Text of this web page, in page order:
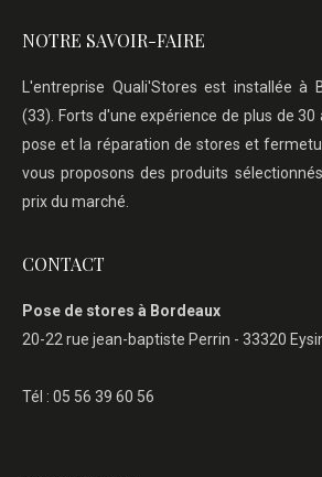
NOTRE SAVOIR-FAIRE
L'entreprise Quali'Stores est installée à
(33). Forts d'une expérience de plus de 30
pose et la réparation de stores et
vous proposons des produits
prix du marché.
CONTACT
Pose de stores à Bordeaux
20-22 rue jean-baptiste Perrin - 33320
Tél : 05 56 39 60 56